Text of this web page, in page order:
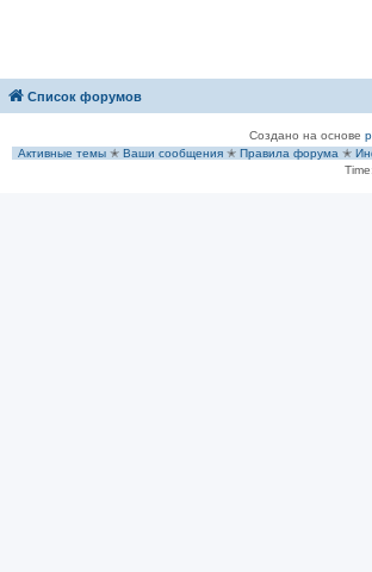
Список форумов
Создано на основе
Активные темы ✭ Ваши сообщения ✭ Правила форума ✭